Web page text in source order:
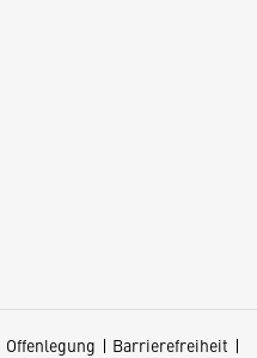
Offenlegung Barrierefreiheit